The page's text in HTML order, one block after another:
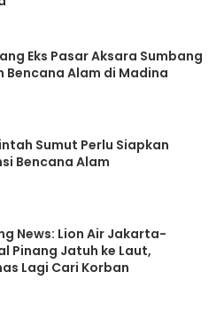
Eks Pasar Aksara Sumbang
Bencana Alam di Madina
Sumut Perlu Siapkan
Bencana Alam
News: Lion Air Jakarta-
Pinang Jatuh ke Laut,
Lagi Cari Korban